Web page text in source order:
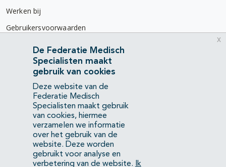
Werken bij
Gebruikersvoorwaarden
Privacyverklaring
Contact
Mercatorlaan 1200
3528 BL Utrecht
(088) 505 34 34
info@richtlijnendatabase.nl
YouTubeLinkedIn
De Federatie Medisch
Specialisten maakt
gebruik van cookies
Deze website van de
Federatie Medisch
Specialisten maakt gebruik
van cookies, hiermee
verzamelen we informatie
over het gebruik van de
website. Deze worden
gebruikt voor analyse en
verbetering van de website.
Ik
x